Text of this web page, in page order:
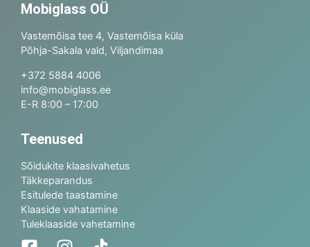
Mobiglass OÜ
Vastemõisa tee 4, Vastemõisa küla
Põhja-Sakala vald, Viljandimaa
+372 5884 4006
info@mobiglass.ee
E-R 8:00 – 17:00
Teenused
Sõidukite klaasivahetus
Täkkeparandus
Esitulede taastamine
Klaaside vahatamine
Tuleklaaside vahetamine